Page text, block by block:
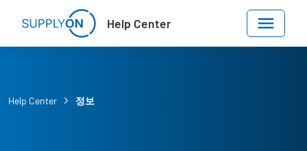
Skip to main content
Help Center
Help Center 정보